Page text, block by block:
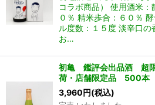
コラボ商品） 使用酒米
０％ 精米歩合：６０％
ル度数：１５度 淡辛口
お…
初亀 鑑評会出品酒 超
荷・店舗限定品 500
3,960円(税込)